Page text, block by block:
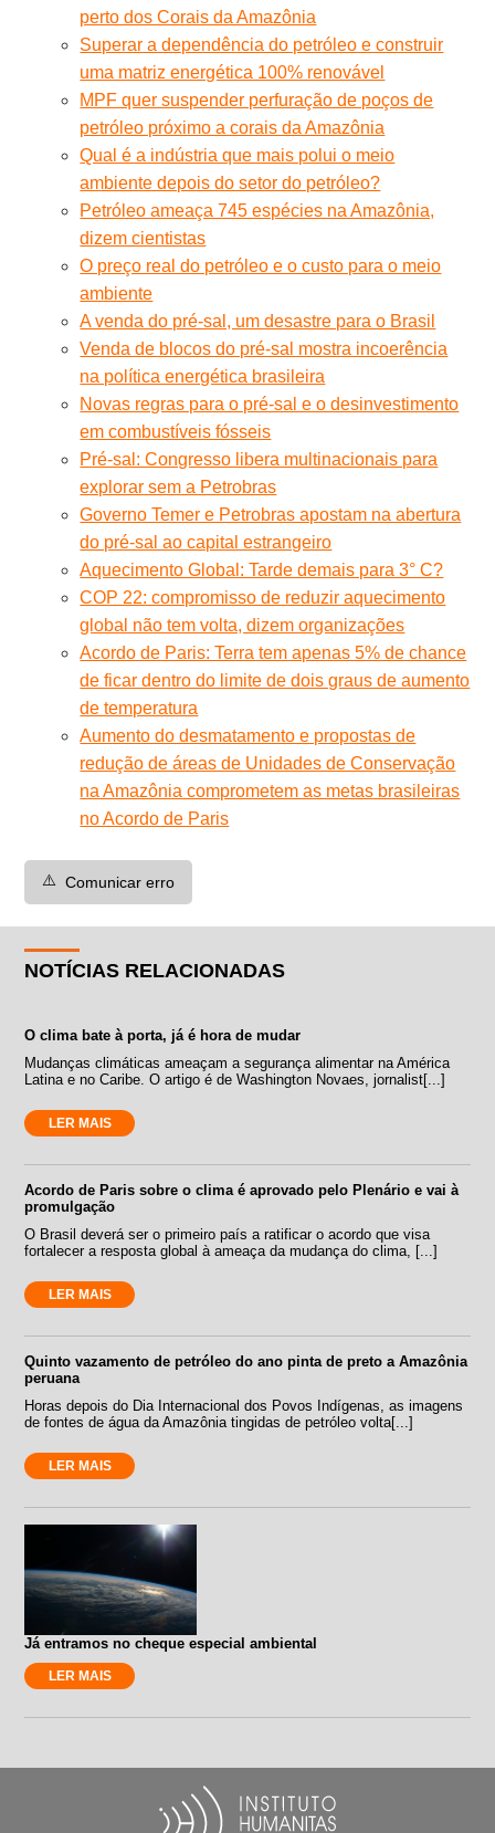
perto dos Corais da Amazônia
Superar a dependência do petróleo e construir
uma matriz energética 100% renovável
MPF quer suspender perfuração de poços de
petróleo próximo a corais da Amazônia
Qual é a indústria que mais polui o meio
ambiente depois do setor do petróleo?
Petróleo ameaça 745 espécies na Amazônia,
dizem cientistas
O preço real do petróleo e o custo para o meio
ambiente
A venda do pré-sal, um desastre para o Brasil
Venda de blocos do pré-sal mostra incoerência
na política energética brasileira
Novas regras para o pré-sal e o desinvestimento
em combustíveis fósseis
Pré-sal: Congresso libera multinacionais para
explorar sem a Petrobras
Governo Temer e Petrobras apostam na abertura
do pré-sal ao capital estrangeiro
Aquecimento Global: Tarde demais para 3° C?
COP 22: compromisso de reduzir aquecimento
global não tem volta, dizem organizações
Acordo de Paris: Terra tem apenas 5% de chance
de ficar dentro do limite de dois graus de aumento
de temperatura
Aumento do desmatamento e propostas de
redução de áreas de Unidades de Conservação
na Amazônia comprometem as metas brasileiras
no Acordo de Paris
⚠️ Comunicar erro
NOTÍCIAS RELACIONADAS
O clima bate à porta, já é hora de mudar
Mudanças climáticas ameaçam a segurança alimentar na América
Latina e no Caribe. O artigo é de Washington Novaes, jornalist[...]
LER MAIS
Acordo de Paris sobre o clima é aprovado pelo Plenário e vai à
promulgação
O Brasil deverá ser o primeiro país a ratificar o acordo que visa
fortalecer a resposta global à ameaça da mudança do clima, [...]
LER MAIS
Quinto vazamento de petróleo do ano pinta de preto a Amazônia
peruana
Horas depois do Dia Internacional dos Povos Indígenas, as imagens
de fontes de água da Amazônia tingidas de petróleo volta[...]
LER MAIS
Já entramos no cheque especial ambiental
LER MAIS